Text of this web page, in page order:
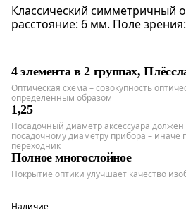
Классический симметричный
расстояние: 6 мм. Поле
4 элемента в 2 группах,
Оптическая схема – совокупность
определенным образом
1,25
Посадочный диаметр аксессуара должен
посадочному диаметру прибора – иначе
переходник
Полное многослойное
Покрытие оптики улучшает качество
Наличие